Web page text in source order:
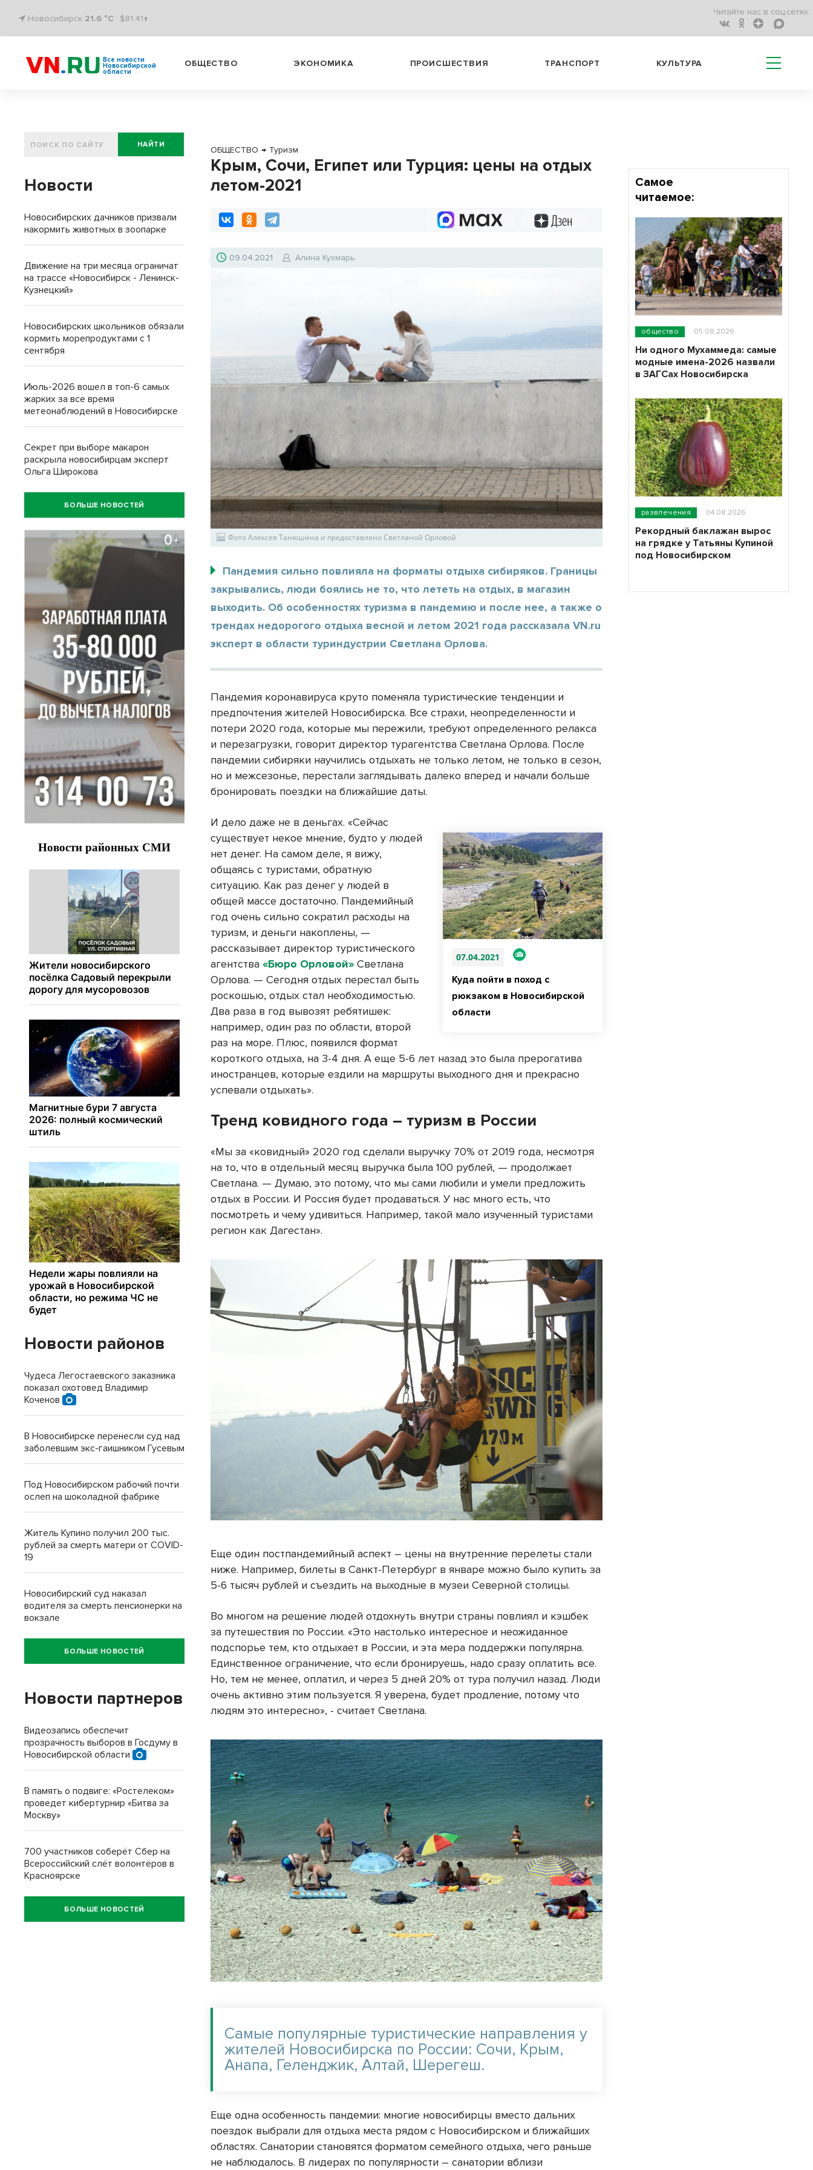
Новосибирск 21.6 °C $81.41↑
Читайте нас в соц.сетях:
Все новости
Новосибирской
области
ОБЩЕСТВО ЭКОНОМИКА ПРОИСШЕСТВИЯ ТРАНСПОРТ КУЛЬТУРА
ОБЩЕСТВО → Туризм
Крым, Сочи, Египет или Турция: цены на отдых
летом-2021
09.04.2021 Алина Кухмарь
Фото Алексея Танюшина и предоставлено Светланой Орловой
Пандемия сильно повлияла на форматы отдыха сибиряков. Границы
закрывались, люди боялись не то, что лететь на отдых, в магазин
выходить. Об особенностях туризма в пандемию и после нее, а также о
трендах недорогого отдыха весной и летом 2021 года рассказала VN.ru
эксперт в области туриндустрии Светлана Орлова.
Пандемия коронавируса круто поменяла туристические тенденции и
предпочтения жителей Новосибирска. Все страхи, неопределенности и
потери 2020 года, которые мы пережили, требуют определенного релакса
и перезагрузки, говорит директор турагентства Светлана Орлова. После
пандемии сибиряки научились отдыхать не только летом, не только в сезон,
но и межсезонье, перестали заглядывать далеко вперед и начали больше
бронировать поездки на ближайшие даты.
07.04.2021
Куда пойти в поход с
рюкзаком в Новосибирской
области
И дело даже не в деньгах. «Сейчас
существует некое мнение, будто у людей
нет денег. На самом деле, я вижу,
общаясь с туристами, обратную
ситуацию. Как раз денег у людей в
общей массе достаточно. Пандемийный
год очень сильно сократил расходы на
туризм, и деньги накоплены, —
рассказывает директор туристического
агентства«Бюро Орловой» Светлана
Орлова. — Сегодня отдых перестал быть
роскошью, отдых стал необходимостью.
Два раза в год вывозят ребятишек:
например, один раз по области, второй
раз на море. Плюс, появился формат
короткого отдыха, на 3-4 дня. А еще 5-6 лет назад это была прерогатива
иностранцев, которые ездили на маршруты выходного дня и прекрасно
успевали отдыхать».
Тренд ковидного года – туризм в России
«Мы за «ковидный» 2020 год сделали выручку 70% от 2019 года, несмотря
на то, что в отдельный месяц выручка была 100 рублей, — продолжает
Светлана. — Думаю, это потому, что мы сами любили и умели предложить
отдых в России. И Россия будет продаваться. У нас много есть, что
посмотреть и чему удивиться. Например, такой мало изученный туристами
регион как Дагестан».
Еще один постпандемийный аспект – цены на внутренние перелеты стали
ниже. Например, билеты в Санкт-Петербург в январе можно было купить за
5-6 тысяч рублей и съездить на выходные в музеи Северной столицы.
Во многом на решение людей отдохнуть внутри страны повлиял и кэшбек
за путешествия по России. «Это настолько интересное и неожиданное
подспорье тем, кто отдыхает в России, и эта мера поддержки популярна.
Единственное ограничение, что если бронируешь, надо сразу оплатить все.
Но, тем не менее, оплатил, и через 5 дней 20% от тура получил назад. Люди
очень активно этим пользуется. Я уверена, будет продление, потому что
людям это интересно», - считает Светлана.
Самые популярные туристические направления у
жителей Новосибирска по России: Сочи, Крым,
Анапа, Геленджик, Алтай, Шерегеш.
Еще одна особенность пандемии: многие новосибирцы вместо дальних
поездок выбрали для отдыха места рядом с Новосибирском и ближайших
областях. Санатории становятся форматом семейного отдыха, чего раньше
не наблюдалось. В лидерах по популярности – санатории вблизи
НАЙТИ
Новости
Новосибирских дачников призвали
накормить животных в зоопарке
Движение на три месяца ограничат
на трассе «Новосибирск - Ленинск-
Кузнецкий»
Новосибирских школьников обязали
кормить морепродуктами с 1
сентября
Июль-2026 вошел в топ-6 самых
жарких за все время
метеонаблюдений в Новосибирске
Секрет при выборе макарон
раскрыла новосибирцам эксперт
Ольга Широкова
БОЛЬШЕ НОВОСТЕЙ
Новости районов
Чудеса Легостаевского заказника
показал охотовед Владимир
Коченов
В Новосибирске перенесли суд над
заболевшим экс-гаишником Гусевым
Под Новосибирском рабочий почти
ослеп на шоколадной фабрике
Житель Купино получил 200 тыс.
рублей за смерть матери от COVID-
19
Новосибирский суд наказал
водителя за смерть пенсионерки на
вокзале
БОЛЬШЕ НОВОСТЕЙ
Новости партнеров
Видеозапись обеспечит
прозрачность выборов в Госдуму в
Новосибирской области
В память о подвиге: «Ростелеком»
проведет кибертурнир «Битва за
Москву»
700 участников соберёт Сбер на
Всероссийский слёт волонтёров в
Красноярске
БОЛЬШЕ НОВОСТЕЙ
Самое
читаемое:
общество 05.08.2026
Ни одного Мухаммеда: самые
модные имена-2026 назвали
в ЗАГСах Новосибирска
развлечения 04.08.2026
Рекордный баклажан вырос
на грядке у Татьяны Купиной
под Новосибирском